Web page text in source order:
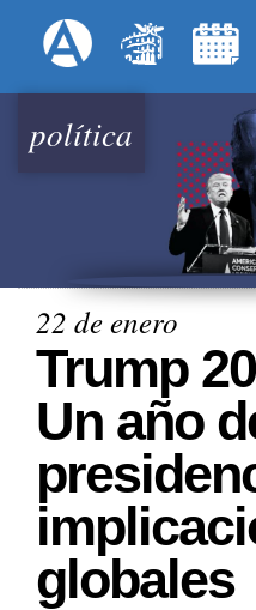
Menú
política
22 de enero
Trump
Un año
globales